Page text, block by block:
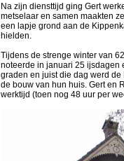
Na zijn diensttijd ging Gert
metselaar en samen maakten
een lapje grond aan de
hielden.
Tijdens de strenge winter van
noteerde in januari 25 ijsdagen
graden en juist die dag werd
de bouw van hun huis. Gert en
werktijd (toen nog 48 uur per